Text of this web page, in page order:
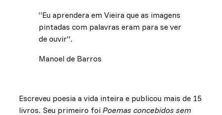
“Eu aprendera em Vieira que as imagens
pintadas com palavras eram para se ver
de ouvir”.
Manoel de Barros
Escreveu poesia a vida inteira e publicou mais de 15
livros. Seu primeiro foi Poemas concebidos sem